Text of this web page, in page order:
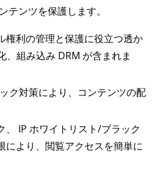
テンツを保護します。
権利の管理と保護に役立つ透か
、組み込み DRM が含まれま
ク対策により、コンテンツの配
、 IP ホワイトリスト/ブラック
により、閲覧アクセスを簡単に